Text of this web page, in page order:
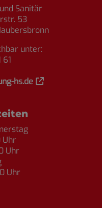
Sanitär
53
unter:
61
hs.de
Uhr
Uhr
Uhr